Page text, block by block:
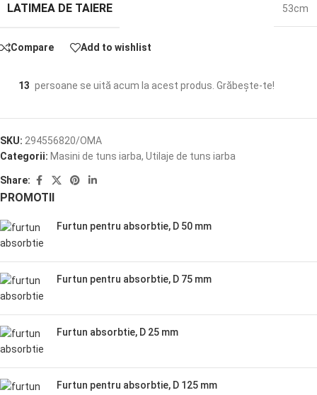
LATIMEA DE TAIERE 53cm
Compare Add to wishlist
13 persoane se uită acum la acest produs. Grăbește-te!
SKU: 294556820/OMA
Categorii: Masini de tuns iarba, Utilaje de tuns iarba
Share:
PROMOTII
Furtun pentru absorbtie, D 50 mm
Furtun pentru absorbtie, D 75 mm
Furtun absorbtie, D 25 mm
Furtun pentru absorbtie, D 125 mm